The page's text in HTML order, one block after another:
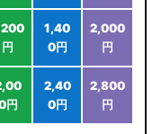
円
1,40
0円
2,000
円
円
2,40
0円
2,800
円